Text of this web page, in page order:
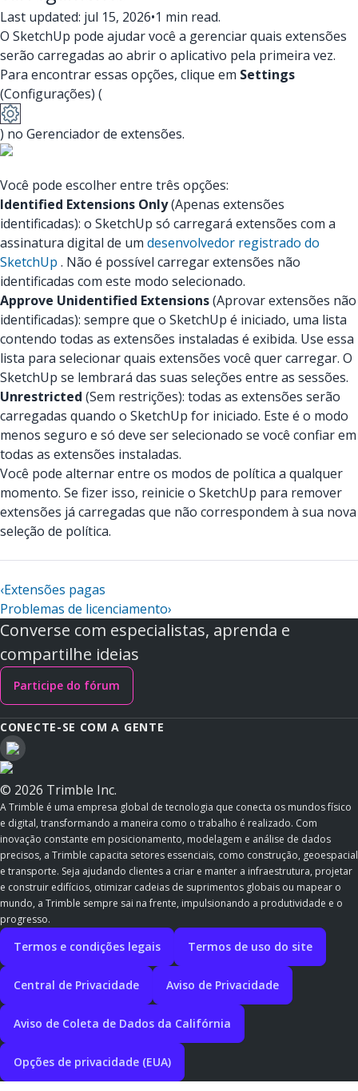
Last updated: jul 15, 2026•1 min read.
O SketchUp pode ajudar você a gerenciar quais extensões
serão carregadas ao abrir o aplicativo pela primeira vez.
Para encontrar essas opções, clique em Settings
(Configurações) (
) no Gerenciador de extensões.
Você pode escolher entre três opções:
Identified Extensions Only(Apenas extensões
identificadas): o SketchUp só carregará extensões com a
assinatura digital de um desenvolvedor registrado do
SketchUp . Não é possível carregar extensões não
identificadas com este modo selecionado.
Approve Unidentified Extensions(Aprovar extensões não
identificadas): sempre que o SketchUp é iniciado, uma lista
contendo todas as extensões instaladas é exibida. Use essa
lista para selecionar quais extensões você quer carregar. O
SketchUp se lembrará das suas seleções entre as sessões.
Unrestricted (Sem restrições): todas as extensões serão
carregadas quando o SketchUp for iniciado. Este é o modo
menos seguro e só deve ser selecionado se você confiar em
todas as extensões instaladas.
Você pode alternar entre os modos de política a qualquer
momento. Se fizer isso, reinicie o SketchUp para remover
extensões já carregadas que não correspondem à sua nova
seleção de política.
‹Extensões pagas
Problemas de licenciamento›
Converse com especialistas, aprenda e
compartilhe ideias
Participe do fórum
CONECTE-SE COM A GENTE
© 2026 Trimble Inc.
A Trimble é uma empresa global de tecnologia que conecta os mundos físico
e digital, transformando a maneira como o trabalho é realizado. Com
inovação constante em posicionamento, modelagem e análise de dados
precisos, a Trimble capacita setores essenciais, como construção, geoespacial
e transporte. Seja ajudando clientes a criar e manter a infraestrutura, projetar
e construir edifícios, otimizar cadeias de suprimentos globais ou mapear o
mundo, a Trimble sempre sai na frente, impulsionando a produtividade e o
progresso.
Termos e condições legais Termos de uso do site
Central de Privacidade Aviso de Privacidade
Aviso de Coleta de Dados da Califórnia
Opções de privacidade (EUA)